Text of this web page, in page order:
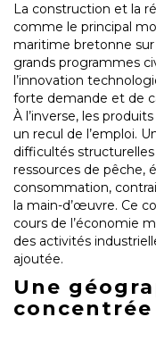
La construction et la
comme le principal
maritime bretonne sur
grands programmes
l’innovation
forte demande et de
À l’inverse, les
un recul de l’emploi.
difficultés
ressources de pêche,
consommation,
la main-d’œuvre. Ce
cours de l’économie
des activités
ajoutée.
Une
concentrée